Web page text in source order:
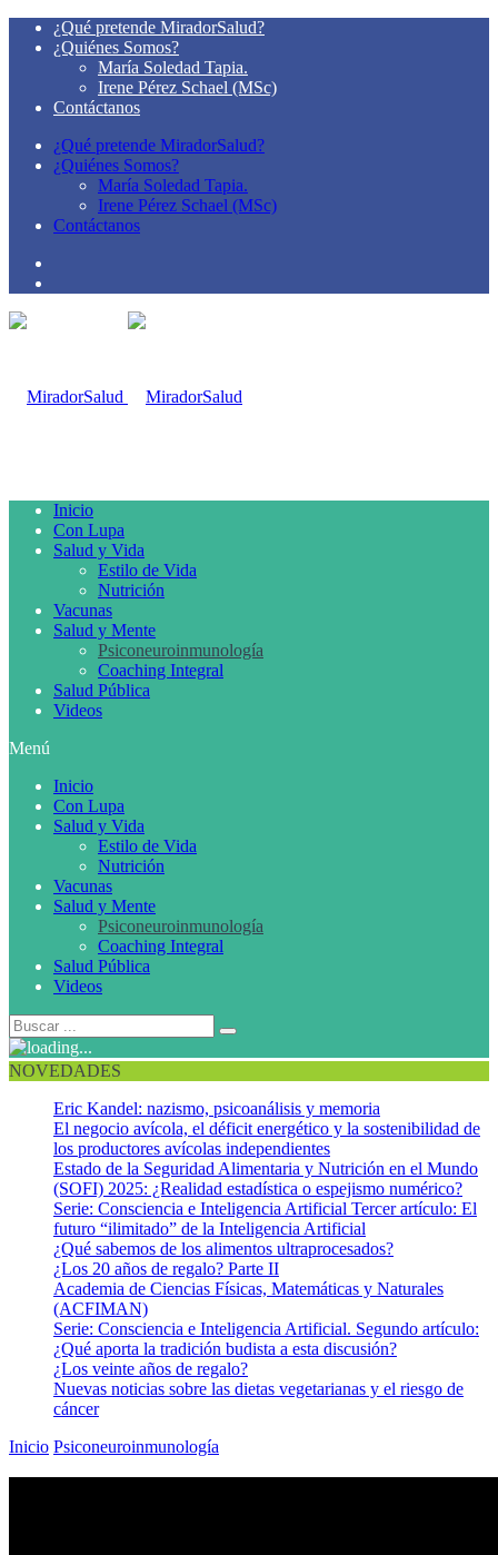
¿Qué pretende MiradorSalud?
¿Quiénes Somos?
María Soledad Tapia.
Irene Pérez Schael (MSc)
Contáctanos
¿Qué pretende MiradorSalud?
¿Quiénes Somos?
María Soledad Tapia.
Irene Pérez Schael (MSc)
Contáctanos
Inicio
Con Lupa
Salud y Vida
Estilo de Vida
Nutrición
Vacunas
Salud y Mente
Psiconeuroinmunología
Coaching Integral
Salud Pública
Videos
Menú
Inicio
Con Lupa
Salud y Vida
Estilo de Vida
Nutrición
Vacunas
Salud y Mente
Psiconeuroinmunología
Coaching Integral
Salud Pública
Videos
NOVEDADES
Eric Kandel: nazismo, psicoanálisis y memoria
El negocio avícola, el déficit energético y la sostenibilidad de
los productores avícolas independientes
Estado de la Seguridad Alimentaria y Nutrición en el Mundo
(SOFI) 2025: ¿Realidad estadística o espejismo numérico?
Serie: Consciencia e Inteligencia Artificial Tercer artículo: El
futuro “ilimitado” de la Inteligencia Artificial
¿Qué sabemos de los alimentos ultraprocesados?
¿Los 20 años de regalo? Parte II
Academia de Ciencias Físicas, Matemáticas y Naturales
(ACFIMAN)
Serie: Consciencia e Inteligencia Artificial. Segundo artículo:
¿Qué aporta la tradición budista a esta discusión?
¿Los veinte años de regalo?
Nuevas noticias sobre las dietas vegetarianas y el riesgo de
cáncer
Inicio Psiconeuroinmunología